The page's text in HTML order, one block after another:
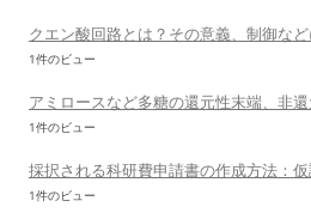
クエン酸回路とは？その意義、制御な
1件のビュー
アミロースなど多糖の還元性末端、非
1件のビュー
採択される科研費申請書の作成方法：仮
1件のビュー